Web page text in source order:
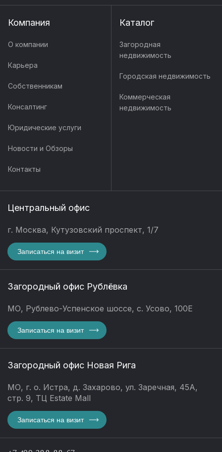
Компания
О компании
Карьера
Собственникам
Консалтинг
Юридические услуги
Новости и Обзоры
Контакты
Каталог
Загородная
недвижимость
Городская недвижимость
Коммерческая
недвижимость
Центральный офис
г. Москва, Кутузовский проспект, 1/7
Записаться на визит
Загородный офис Рублёвка
МО, Рублево-Успенское шоссе, с. Усово, 100Е
Записаться на визит
Загородный офис Новая Рига
МО, г. о. Истра, д. Захарово, ул. Заречная, 45А,
стр. 9, ТЦ Estate Mall
Записаться на визит